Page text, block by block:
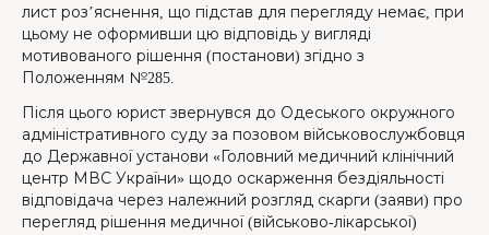
лист роз’яснення, що підстав для перегляду немає, при
цьому не оформивши цю відповідь у вигляді
мотивованого рішення (постанови) згідно з
Положенням №285.
Після цього юрист звернувся до Одеського окружного
адміністративного суду за позовом військовослужбовця
до Державної установи «Головний медичний клінічний
центр МВС України» щодо оскарження бездіяльності
відповідача через належний розгляд скарги (заяви) про
перегляд рішення медичної (військово-лікарської)